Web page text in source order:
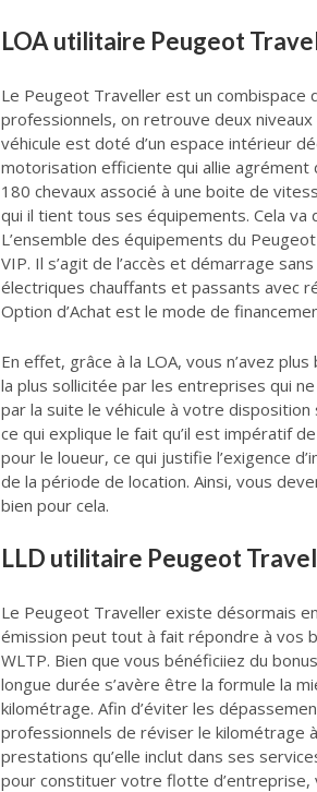
LOA utilitaire Peugeot
Le Peugeot Traveller est un combispace
professionnels, on retrouve deux
véhicule est doté d’un espace intérieur
motorisation efficiente qui allie
180 chevaux associé à une boite de
qui il tient tous ses équipements. Cela va
L’ensemble des équipements du
VIP. Il s’agit de l’accès et démarrage
électriques chauffants et passants avec
Option d’Achat est le mode de
En effet, grâce à la LOA, vous n’avez
la plus sollicitée par les entreprises qui
par la suite le véhicule à votre
ce qui explique le fait qu’il est impératif
pour le loueur, ce qui justifie l’exigence
de la période de location. Ainsi, vous
bien pour cela.
LLD utilitaire Peugeot
Le Peugeot Traveller existe désormais
émission peut tout à fait répondre à vos
WLTP. Bien que vous bénéficiiez du
longue durée s’avère être la formule la
kilométrage. Afin d’éviter les
professionnels de réviser le kilométrage
prestations qu’elle inclut dans ses
pour constituer votre flotte d’entreprise,